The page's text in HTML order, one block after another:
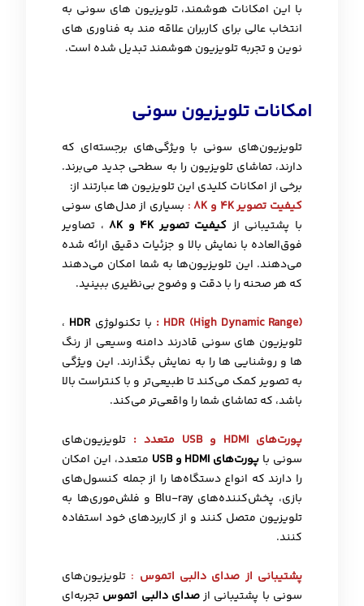
با این امکانات هوشمند، تلویزیون های سونی به
انتخاب عالی برای کاربران علاقه مند به فناوری های
نوین و تجربه تلویزیون هوشمند تبدیل شده است.
امکانات تلویزیون سونی
تلویزیون‌های سونی با ویژگی‌های برجسته‌ای که
دارند، تماشای تلویزیون را به سطحی جدید می‌برند.
برخی از امکانات کلیدی این تلویزیون ها عبارتند از:
کیفیت تصویر 4K و 8K
: بسیاری از مدل‌های سونی
با پشتیبانی ازکیفیت تصویر 4K و 8K
، تصاویر
فوق‌العاده با نمایش بالا و جزئیات دقیق ارائه شده
می‌دهند. این تلویزیون‌ها به شما امکان می‌دهند
که هر صحنه را با دقت و وضوح بی‌نظیری ببینید.
HDR (High Dynamic Range)
: با تکنولوژی
،
تلویزیون های سونی قادرند دامنه وسیعی از رنگ
ها و روشنایی ها را به نمایش بگذارند. این ویژگی
به تصویر کمک می‌کند تا طبیعی‌تر و با کنتراست بالا
باشد، که تماشای شما را واقعی‌تر می‌کند.
پورت‌های HDMI و USB متعدد : تلویزیون‌های
سونی با پورت‌های HDMI و USB
متعدد، این امکان
را دارند که انواع دستگاه‌ها را از جمله کنسول‌های
بازی، پخش‌کننده‌های Blu-ray و فلش‌موری‌ها به
تلویزیون متصل کنند و از کاربردهای خود استفاده
کنند.
پشتیبانی از صدای دالبی اتموس : تلویزیون‌های
سونی با پشتیبانی ازصدای دالبی اتموس تجربه‌ای